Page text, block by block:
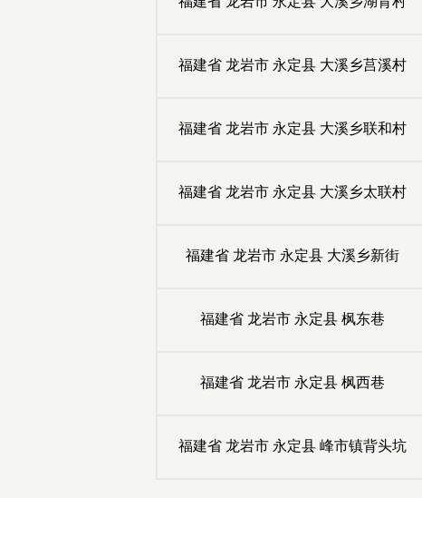
福建省 龙岩市 永定县 大溪乡莒溪村
福建省 龙岩市 永定县 大溪乡联和村
福建省 龙岩市 永定县 大溪乡太联村
福建省 龙岩市 永定县 大溪乡新街
福建省 龙岩市 永定县 枫东巷
福建省 龙岩市 永定县 枫西巷
福建省 龙岩市 永定县 峰市镇背头坑